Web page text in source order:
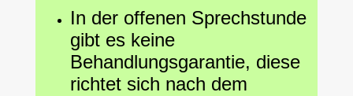
In der offenen Sprechstunde
gibt es keine
Behandlungsgarantie, diese
richtet sich nach dem